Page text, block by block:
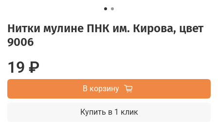
Нитки мулине ПНК им. Кирова, цвет
9006
19 ₽
В корзину
Купить в 1 клик